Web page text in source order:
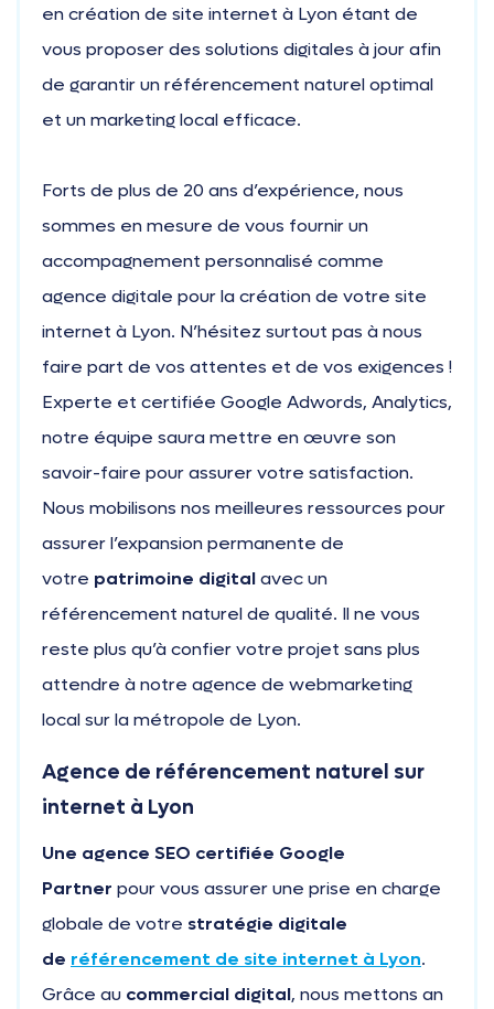
en création de site internet à Lyon étant de
vous proposer des solutions digitales à jour afin
de garantir un référencement naturel optimal
et un marketing local efficace.
Forts de plus de 20 ans d’expérience, nous
sommes en mesure de vous fournir un
accompagnement personnalisé comme
agence digitale pour la création de votre site
internet à Lyon. N’hésitez surtout pas à nous
faire part de vos attentes et de vos exigences !
Experte et certifiée Google Adwords, Analytics,
notre équipe saura mettre en œuvre son
savoir-faire pour assurer votre satisfaction.
Nous mobilisons nos meilleures ressources pour
assurer l’expansion permanente de
votre patrimoine digitalavec un
référencement naturel de qualité. Il ne vous
reste plus qu’à confier votre projet sans plus
attendre à notre agence de webmarketing
local sur la métropole de Lyon.
Agence de référencement naturel sur
internet à Lyon
Une agence SEO certifiée Google
Partner pour vous assurer une prise en charge
globale de votre stratégie digitale
de référencement de site internet à Lyon.
Grâce au commercial digital, nous mettons an